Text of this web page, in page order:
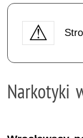
Narkotyki